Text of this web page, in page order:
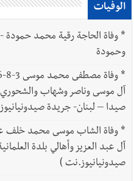
الوفيات
*
وحمودة
*
آل موسى وناصر وشهاب
صيدا – لبنان- جريدة
*
آل عبد العزيز وأهالي بلدة
صيدونيانيوز.نت )